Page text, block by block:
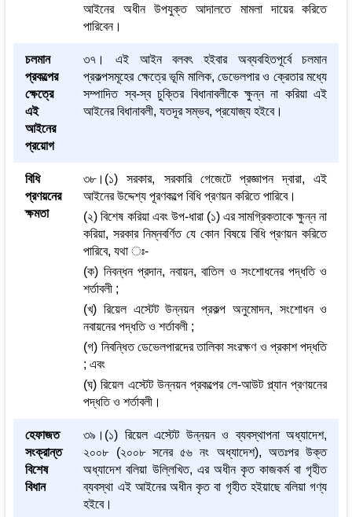
আইনের অধীন উপযুক্ত আদালতে মামলা দায়ের করিতে
পারিবেন।
চলমান
প্রকল্পের
ক্ষেত্রে
এই
আইনের
প্রয়োগ
৩৭। এই আইন বলবৎ হইবার অব্যবহিতপূর্বে চলমান
প্রকল্পসমূহের ক্ষেত্রে ভূমি মালিক, ডেভেলপার ও ক্রেতার মধ্যে
সম্পাদিত স্ব-স্ব চুক্তির বিধানাবলীকে ক্ষুন্ন না করিয়া এই
আইনের বিধানাবলী, যতদূর সম্ভব, প্রযোজ্য হইবে।
বিধি
প্রণয়নের
ক্ষমতা
৩৮।(১) সরকার, সরকারি গেজেটে প্রজ্ঞাপন দ্বারা, এই
আইনের উদ্দেশ্য পূরণকল্পে বিধি প্রণয়ন করিতে পারিবে।
(২) বিশেষ করিয়া এবং উপ-ধারা (১) এর সামগ্রিকতাকে ক্ষুন্ন না
করিয়া, সরকার নিম্নবর্ণিত যে কোন বিষয়ে বিধি প্রণয়ন করিতে
পারিবে, যথা ঃ-
(ক) নিবন্ধন প্রদান, নবায়ন, বাতিল ও সংশোধনের পদ্ধতি ও
শর্তাবলী ;
(খ) রিয়েল এস্টেট উন্নয়ন প্রকল্প অনুমোদন, সংশোধন ও
নবায়নের পদ্ধতি ও শর্তাবলী ;
(গ) নিবন্ধিত ডেভেলপারদের তালিকা সংরক্ষণ ও প্রকাশ পদ্ধতি
; এবং
(ঘ) রিয়েল এস্টেট উন্নয়ন প্রকল্পের লে-আউট প্ল্যান প্রণয়নের
পদ্ধতি ও শর্তাবলী।
হেফাজত
সংক্রান্ত
বিশেষ
বিধান
৩৯।(১) রিয়েল এস্টেট উন্নয়ন ও ব্যবস্থাপনা অধ্যাদেশ,
২০০৮ (২০০৮ সনের ৫৬ নং অধ্যাদেশ), অতঃপর উক্ত
অধ্যাদেশ বলিয়া উল্লিখিত, এর অধীন কৃত কাজকর্ম বা গৃহীত
ব্যবস্থা এই আইনের অধীন কৃত বা গৃহীত হইয়াছে বলিয়া গণ্য
হইবে।